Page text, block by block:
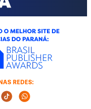
REDES:
MediaMedia
Social Media
Social Media
Tiktok Social Media
Whatsapp